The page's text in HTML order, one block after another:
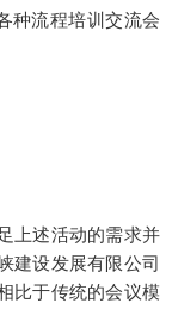
种流程培训交流会
上述活动的需求并
建设发展有限公司
比于传统的会议模